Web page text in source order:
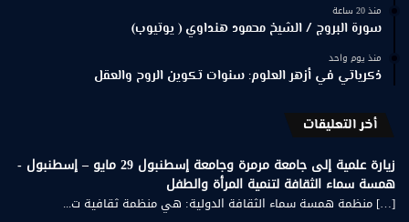
منذ 20 ساعة
سورة البروج / الشيخ محمود هنداوي ( يوتيوب)
منذ يوم واحد
ذكرياتي في أزهر العلوم: سنوات تكوين الروح والعقل
أخر التعليقات
زيارة علمية إلى جامعة مرمرة وجامعة إسطنبول 29 مايو – إسطنبول -
همسة سماء الثقافة لتنمية المرأة والطفل
[…] منظمة همسة سماء الثقافة الدولية: هي منظمة ثقافية ت...